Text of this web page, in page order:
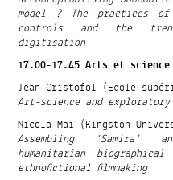
model ? The practices
controls and the
digitisation
17.00-17.45 Arts et
Jean Cristofol (Ecole
Art-science and exploratory
Nicola Mai (Kingston
Assembling ‘Samira’
humanitarian
ethnofictional filmmaking